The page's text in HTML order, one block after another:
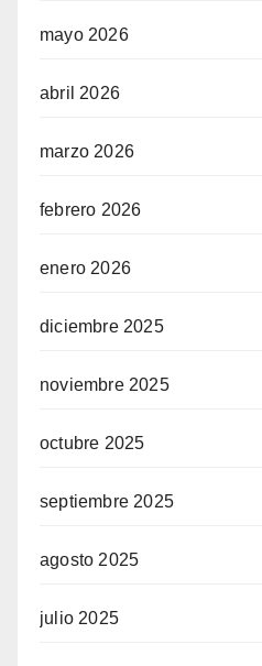
mayo 2026
abril 2026
marzo 2026
febrero 2026
enero 2026
diciembre 2025
noviembre 2025
octubre 2025
septiembre 2025
agosto 2025
julio 2025